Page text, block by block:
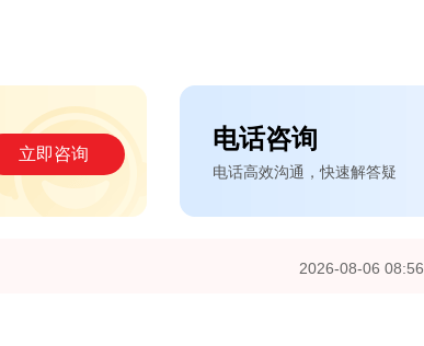
立即咨询
电话咨询
电话高效沟通，快速解答疑
2026-08-06 08:56